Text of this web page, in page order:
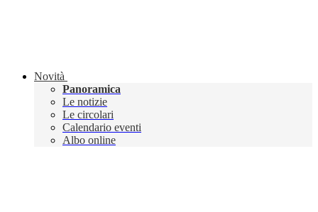
Novità
Panoramica
Le notizie
Le circolari
Calendario eventi
Albo online